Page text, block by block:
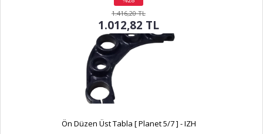
indirim
1.416,20 TL
1.012,82 TL
Ön Düzen Üst Tabla [ Planet 5/7 ] - IZH